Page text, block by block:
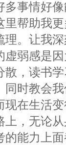
多事情好
里帮助我
理。让我
虚弱感是
散，读书
同时教会
现在生活
上，无论
的能力上